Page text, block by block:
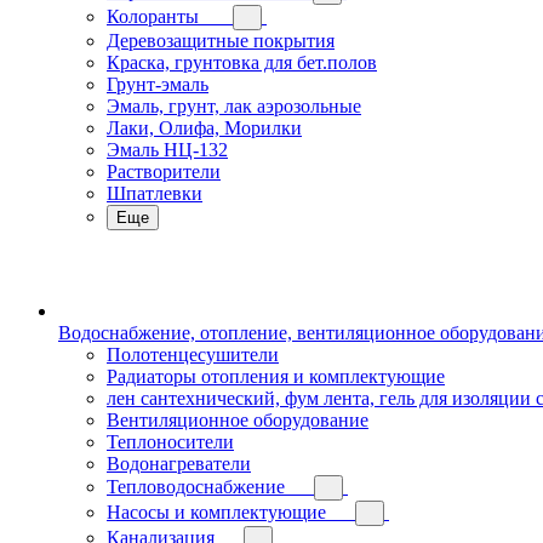
Колоранты
Деревозащитные покрытия
Краска, грунтовка для бет.полов
Грунт-эмаль
Эмаль, грунт, лак аэрозольные
Лаки, Олифа, Морилки
Эмаль НЦ-132
Растворители
Шпатлевки
Еще
Водоснабжение, отопление, вентиляционное
Полотенцесушители
Радиаторы отопления и комплектующие
лен сантехнический, фум лента, гель для изоляции
Вентиляционное оборудование
Теплоносители
Водонагреватели
Тепловодоснабжение
Насосы и комплектующие
Канализация